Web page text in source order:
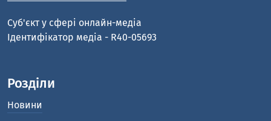
Cуб'єкт у сфері онлайн-медіа
Ідентифікатор медіа - R40-05693
Розділи
Новини